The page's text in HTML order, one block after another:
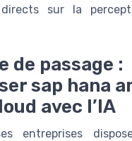
sur la
de passage :
sap hana
avec l’IA
entreprises